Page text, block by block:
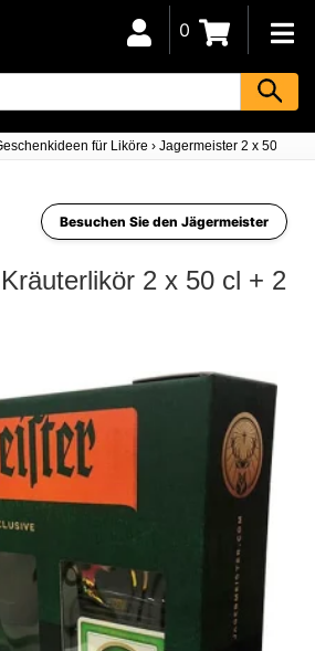
für Liköre › Jagermeister 2 x 50 CL +
0
Besuchen Sie den Jägermeister
2 x 50 cl + 2